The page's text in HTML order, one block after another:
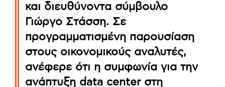
και διευθύνοντα σύμβουλο
Γιώργο Στάσση. Σε
προγραμματισμένη παρουσίαση
στους οικονομικούς αναλυτές,
ανέφερε ότι η συμφωνία για την
ανάπτυξη data center στη